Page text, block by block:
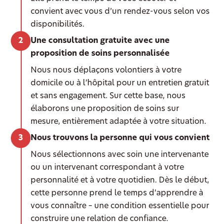
convient avec vous d’un rendez-vous selon vos
disponibilités.
Une consultation gratuite avec une
proposition de soins personnalisée
Nous nous déplaçons volontiers à votre
domicile ou à l’hôpital pour un entretien gratuit
et sans engagement. Sur cette base, nous
élaborons une proposition de soins sur
mesure, entièrement adaptée à votre situation.
Nous trouvons la personne qui vous convient
Nous sélectionnons avec soin une intervenante
ou un intervenant correspondant à votre
personnalité et à votre quotidien. Dès le début,
cette personne prend le temps d’apprendre à
vous connaître – une condition essentielle pour
construire une relation de confiance.